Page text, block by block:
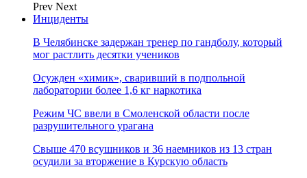
Prev Next
Инциденты
В Челябинске задержан тренер по гандболу, который
мог растлить десятки учеников
Осужден «химик», сваривший в подпольной
лаборатории более 1,6 кг наркотика
Режим ЧС ввели в Смоленской области после
разрушительного урагана
Свыше 470 всушников и 36 наемников из 13 стран
осудили за вторжение в Курскую область